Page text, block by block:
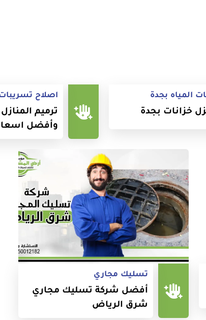
المياه بجدة
خزانات بجدة
اصلاح تسريبات
ترميم
وأفضل
تسليك مجاري
أفضل شركة تسليك مجاري
شرق الرياض